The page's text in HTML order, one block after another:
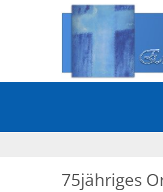
Zum Inhalt springen
75jähriges